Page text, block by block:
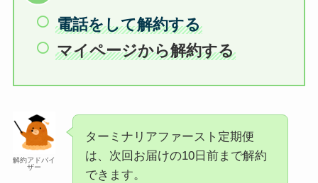
電話をして解約する
マイページから解約する
解約アドバイ
ザー
ターミナリアファースト定期便
は、次回お届けの10日前まで解約
できます。